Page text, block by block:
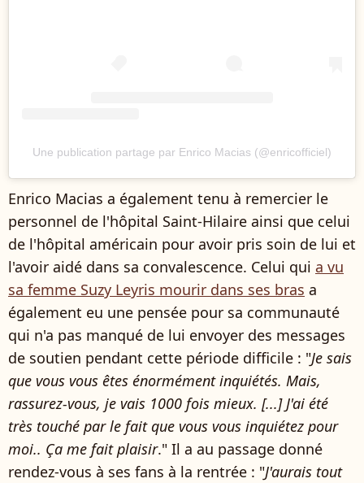
Une publication partage par Enrico Macias (@enricofficiel)
Enrico Macias a également tenu à remercier le
personnel de l'hôpital Saint-Hilaire ainsi que celui
de l'hôpital américain pour avoir pris soin de lui et
l'avoir aidé dans sa convalescence. Celui qui a vu
sa femme Suzy Leyris mourir dans ses bras a
également eu une pensée pour sa communauté
qui n'a pas manqué de lui envoyer des messages
de soutien pendant cette période difficile : "Je sais
que vous vous êtes énormément inquiétés. Mais,
rassurez-vous, je vais 1000 fois mieux. [...] J'ai été
très touché par le fait que vous vous inquiétez pour
moi.. Ça me fait plaisir." Il a au passage donné
rendez-vous à ses fans à la rentrée : "J'aurais tout